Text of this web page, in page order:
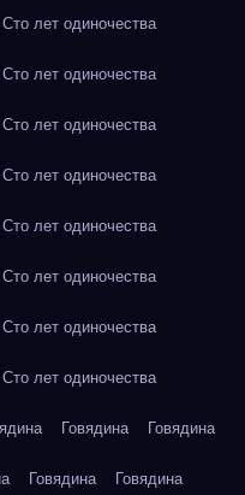
лет одиночества
лет одиночества
лет одиночества
лет одиночества
лет одиночества
лет одиночества
лет одиночества
лет одиночества
Говядина Говядина
Говядина Говядина